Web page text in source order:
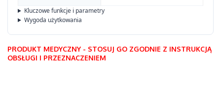
Kluczowe funkcje i parametry
Wygoda użytkowania
PRODUKT MEDYCZNY - STOSUJ GO ZGODNIE Z INSTRUKCJĄ
OBSŁUGI I PRZEZNACZENIEM